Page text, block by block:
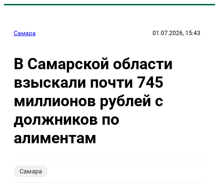
Самара 01.07.2026, 15:43
В Самарской области
взыскали почти 745
миллионов рублей с
должников по
алиментам
Самара